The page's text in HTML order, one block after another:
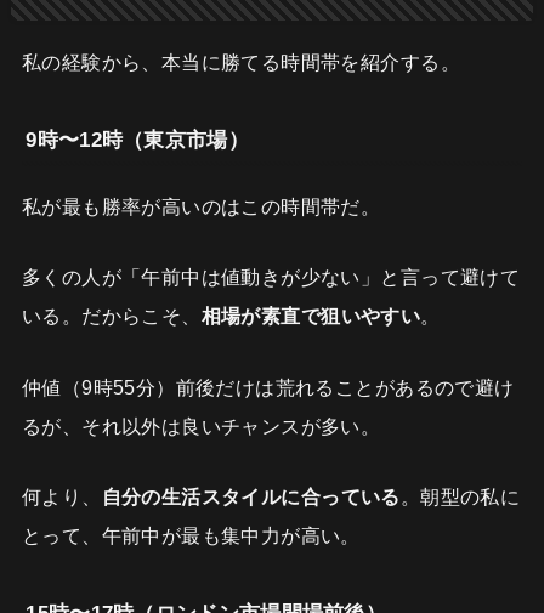
私の経験から、本当に勝てる時間帯を紹介する。
9時〜12時（東京市場）
私が最も勝率が高いのはこの時間帯だ。
多くの人が「午前中は値動きが少ない」と言って避けて
いる。だからこそ、 相場が素直で狙いやすい。
仲値（9時55分）前後だけは荒れることがあるので避け
るが、それ以外は良いチャンスが多い。
何より、 自分の生活スタイルに合っている 。朝型の私に
とって、午前中が最も集中力が高い。